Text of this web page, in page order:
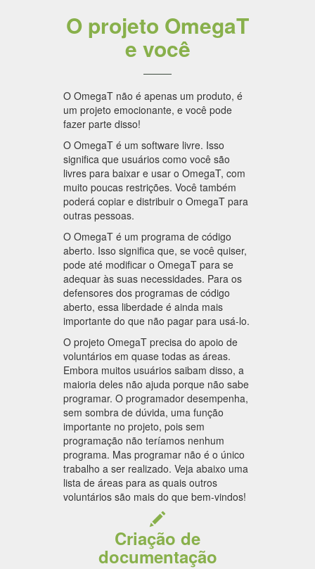
O projeto OmegaT
e você
O OmegaT não é apenas um produto, é
um projeto emocionante, e você pode
fazer parte disso!
O OmegaT é um software livre. Isso
significa que usuários como você são
livres para baixar e usar o OmegaT, com
muito poucas restrições. Você também
poderá copiar e distribuir o OmegaT para
outras pessoas.
O OmegaT é um programa de código
aberto. Isso significa que, se você quiser,
pode até modificar o OmegaT para se
adequar às suas necessidades. Para os
defensores dos programas de código
aberto, essa liberdade é ainda mais
importante do que não pagar para usá-lo.
O projeto OmegaT precisa do apoio de
voluntários em quase todas as áreas.
Embora muitos usuários saibam disso, a
maioria deles não ajuda porque não sabe
programar. O programador desempenha,
sem sombra de dúvida, uma função
importante no projeto, pois sem
programação não teríamos nenhum
programa. Mas programar não é o único
trabalho a ser realizado. Veja abaixo uma
lista de áreas para as quais outros
voluntários são mais do que bem-vindos!
Criação de
documentação